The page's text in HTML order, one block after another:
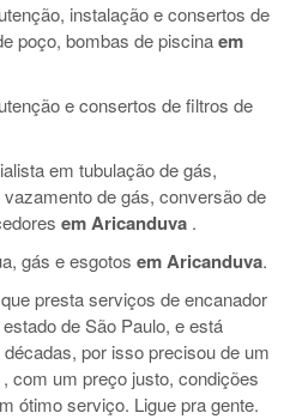
instalação e consertos de
poço, bombas de piscinaem
e consertos de filtros de
em tubulação de gás,
de gás, conversão de
em Aricanduva‎ .
gás e esgotos em Aricanduva‎.
presta serviços de encanador
de São Paulo, e está
por isso precisou de um
, com um preço justo, condições
ótimo serviço. Ligue pra gente.